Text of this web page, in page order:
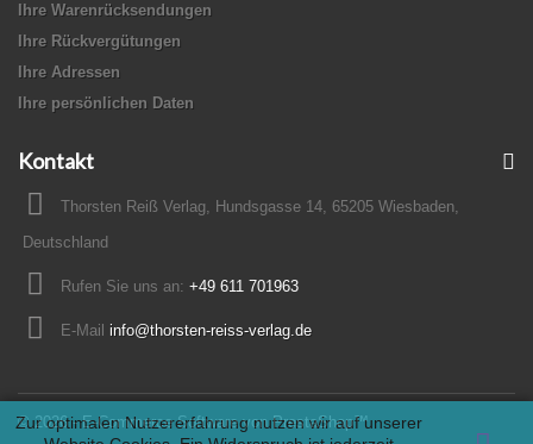
© 2026 - E-Commerce Software von PrestaShop™
Ihre Warenrücksendungen
Ihre Rückvergütungen
Ihre Adressen
Ihre persönlichen Daten
Kontakt
Thorsten Reiß Verlag, Hundsgasse 14, 65205 Wiesbaden,
Deutschland
Rufen Sie uns an: +49 611 701963
E-Mail info@thorsten-reiss-verlag.de
Zur optimalen Nutzererfahrung nutzen wir auf unserer